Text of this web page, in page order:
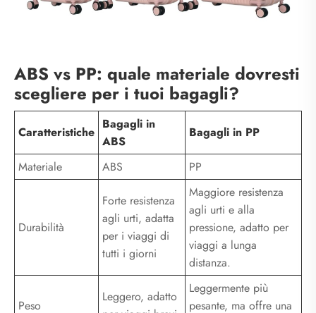
ABS vs PP: quale materiale dovresti
scegliere per i tuoi bagagli?
Caratteristiche
Bagagli in
ABS
Bagagli in PP
Materiale ABS PP
Durabilità
Forte resistenza
agli urti, adatta
per i viaggi di
tutti i giorni
Maggiore resistenza
agli urti e alla
pressione, adatto per
viaggi a lunga
distanza.
Peso
Leggero, adatto
Leggermente più
pesante, ma offre una